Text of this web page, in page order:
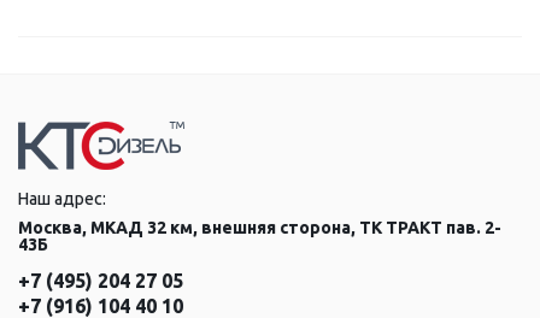
Наш адрес:
Москва, МКАД 32 км, внешняя сторона, ТК ТРАКТ пав. 2-
43Б
+7 (495) 204 27 05
+7 (916) 104 40 10